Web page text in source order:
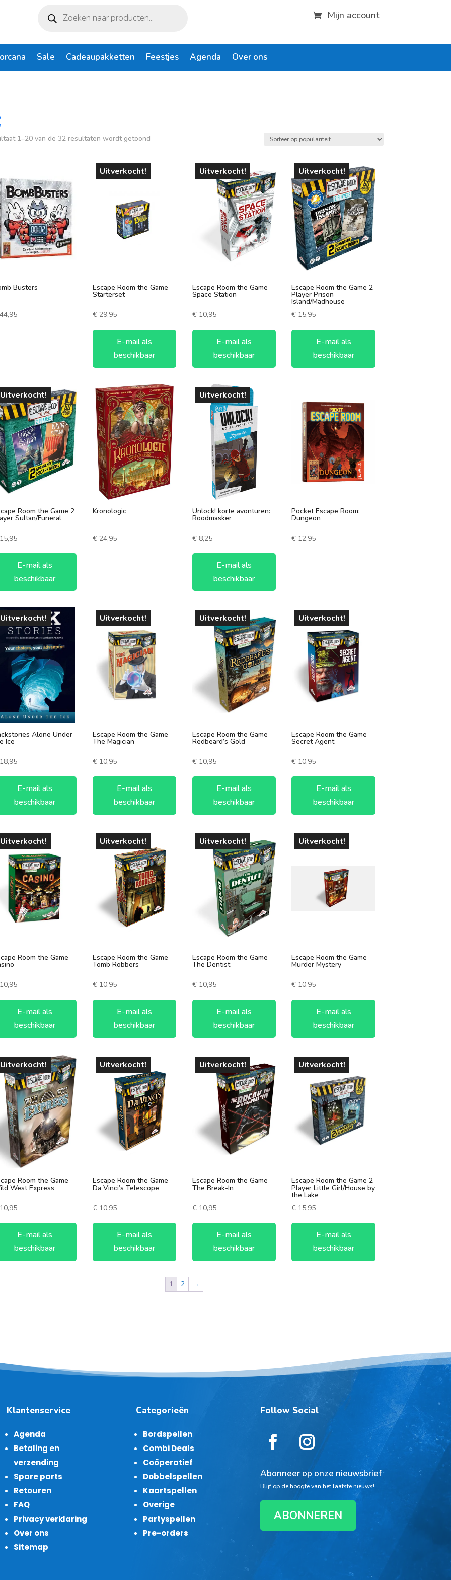
zoeken Mijn account
Sale Cadeaupakketten Feestjes Agenda Over ons
€ 45
8 17 27
vanaf 1 jaar
vanaf 4 jaar
vanaf 6 jaar
vanaf 8 jaar
vanaf 10 jaar
vanaf 12 jaar
vanaf 14 jaar
vanaf 16 jaar
30-60 minuten
7 +
3 spelers
5 spelers
6 spelers
1–20 van de 32 resultaten wordt getoondGesorteerd
Busters
Uitverkocht!
Escape Room the Game
Starterset
€29,95
E-mail als
beschikbaar
Uitverkocht!
Escape Room the Game
Space Station
€10,95
E-mail als
beschikbaar
Uitverkocht!
Escape Room the Game 2
Player Prison
Island/Madhouse
€ 15,95
E-mail als
beschikbaar
Uitverkocht!
Room the Game 2
Sultan/Funeral
E-mail als
beschikbaar
Kronologic
€24,95
Uitverkocht!
Unlock! korte avonturen:
Roodmasker
€8,25
E-mail als
beschikbaar
Pocket Escape Room:
Dungeon
€ 12,95
Uitverkocht!
Alone Under
Ice
E-mail als
beschikbaar
Uitverkocht!
Escape Room the Game
The Magician
€10,95
E-mail als
beschikbaar
Uitverkocht!
Escape Room the Game
Redbeard’s Gold
€10,95
E-mail als
beschikbaar
Uitverkocht!
Escape Room the Game
Secret Agent
€ 10,95
E-mail als
beschikbaar
Uitverkocht!
Room the Game
E-mail als
beschikbaar
Uitverkocht!
Escape Room the Game
Tomb Robbers
€10,95
E-mail als
beschikbaar
Uitverkocht!
Escape Room the Game
The Dentist
€10,95
E-mail als
beschikbaar
Uitverkocht!
Escape Room the Game
Murder Mystery
€ 10,95
E-mail als
beschikbaar
Uitverkocht!
Room the Game
West Express
E-mail als
beschikbaar
Uitverkocht!
Escape Room the Game
Da Vinci’s Telescope
€10,95
E-mail als
beschikbaar
Uitverkocht!
Escape Room the Game
The Break-In
€10,95
E-mail als
beschikbaar
Uitverkocht!
Escape Room the Game 2
Player Little Girl/House by
the Lake
€ 15,95
E-mail als
beschikbaar
1 2 →
Klantenservice
Agenda
Betaling en
verzending
Spare parts
Retouren
FAQ
Privacy verklaring
Over ons
Sitemap
Categorieën
Bordspellen
Combi Deals
Coöperatief
Dobbelspellen
Kaartspellen
Overige
Partyspellen
Pre-orders
Follow Social
Abonneer op onze nieuwsbrief
Blijf op de hoogte van het laatste nieuws!
ABONNEREN